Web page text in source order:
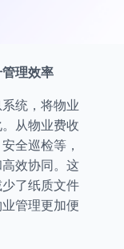
理效率
统，将物业
从物业费收
全巡检等，
效协同。这
了纸质文件
管理更加便